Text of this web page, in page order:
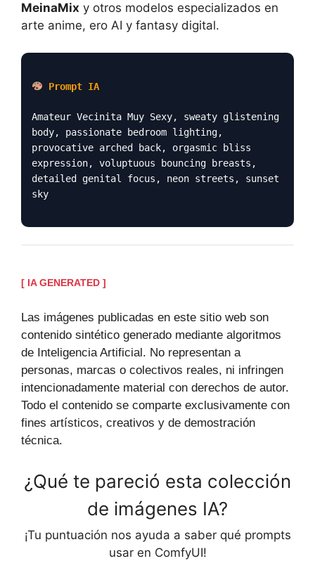
MeinaMix y otros modelos especializados en
arte anime, ero AI y fantasy digital.
Prompt IA
Amateur Vecinita Muy Sexy, sweaty glistening
body, passionate bedroom lighting,
provocative arched back, orgasmic bliss
expression, voluptuous bouncing breasts,
detailed genital focus, neon streets, sunset
sky
[ IA GENERATED ]
Las imágenes publicadas en este sitio web son
contenido sintético generado mediante algoritmos
de Inteligencia Artificial. No representan a
personas, marcas o colectivos reales, ni infringen
intencionadamente material con derechos de autor.
Todo el contenido se comparte exclusivamente con
fines artísticos, creativos y de demostración
técnica.
¿Qué te pareció esta colección
de imágenes IA?
¡Tu puntuación nos ayuda a saber qué prompts
usar en ComfyUI!